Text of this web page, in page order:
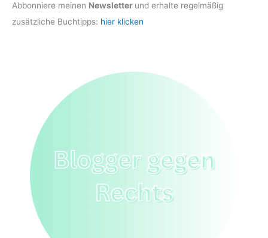
Abbonniere meinen Newsletter und erhalte regelmäßig
zusätzliche Buchtipps: hier klicken